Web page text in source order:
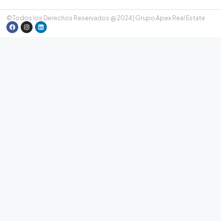
©Todos los Derechos Reservados @ 2024 | Grupo Apex Real Estate